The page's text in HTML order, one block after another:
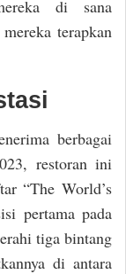
di sana
terapkan
berbagai
restoran ini
“The World’s
pertama pada
tiga bintang
di antara